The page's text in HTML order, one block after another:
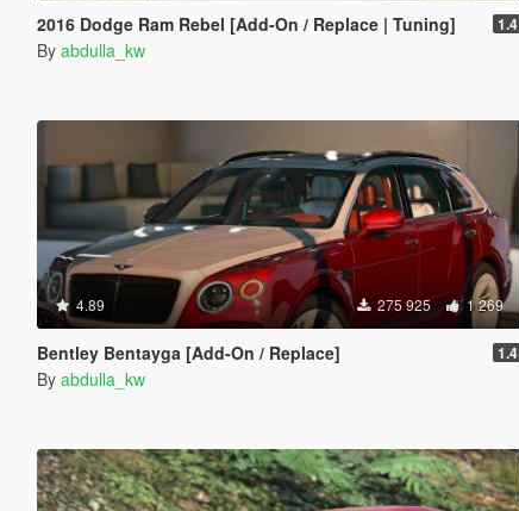
2016 Dodge Ram Rebel [Add-On / Replace | Tuning] 1.4
By abdulla_kw
4.89 275 925 1 269
Bentley Bentayga [Add-On / Replace] 1.4
By abdulla_kw